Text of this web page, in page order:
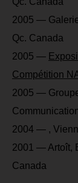
2005 —
Qc. Canada
2005 —
Compétition
2005 —
2004 — ,
2001 — Artoît,
Canada